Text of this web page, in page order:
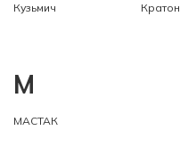
Кузьмич
Кратон
М
МАСТАК